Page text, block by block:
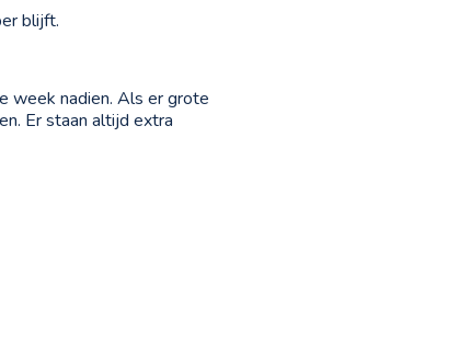
blijft.
week nadien. Als er grote
Er staan altijd extra